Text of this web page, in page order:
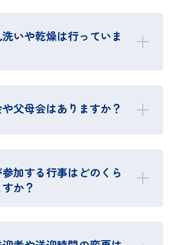
いや乾燥は行っていま
父母会はありますか？
加する行事はどのくら
か？